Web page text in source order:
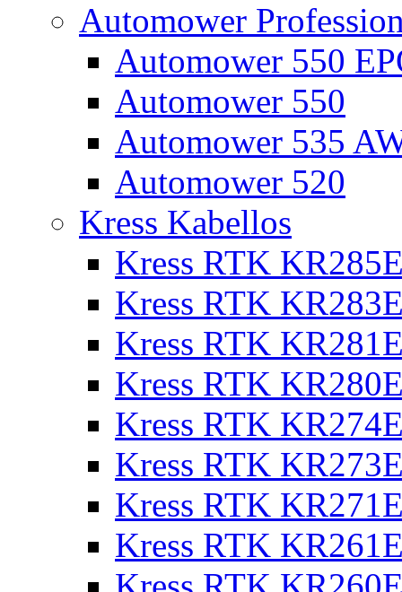
Automower
Automower 550
Automower 550
Automower 535
Automower 520
Kress Kabellos
Kress RTK
Kress RTK
Kress RTK
Kress RTK
Kress RTK
Kress RTK
Kress RTK
Kress RTK